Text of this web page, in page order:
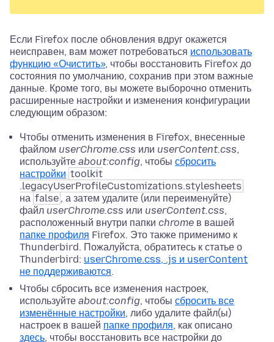
Если Firefox после обновления вдруг окажется
неисправен, вам может потребоваться использовать
функцию «Очистить», чтобы восстановить Firefox до
состояния по умолчанию, сохранив при этом важные
данные. Кроме того, вы можете выборочно отменить
расширенные настройки и изменения конфигурации
следующим образом:
Чтобы отменить изменения в Firefox, внесенные
файлом userChrome.css или userContent.css,
используйте about:config, чтобы сбросить
настройки toolkit
.legacyUserProfileCustomizations.stylesheets
на false , а затем удалите (или переименуйте)
файл userChrome.css или userContent.css,
расположенный внутри папки chrome в вашей
папке профиля Firefox. Это также применимо к
Thunderbird. Пожалуйста, обратитесь к статье о
Thunderbird: userChrome.css, .js и userContent
не поддерживаются.
Чтобы сбросить все изменения настроек,
используйте about:config, чтобы сбросить все
изменённые настройки, либо удалите файл(ы)
настроек в вашей папке профиля, как описано
здесь, чтобы восстановить все настройки до